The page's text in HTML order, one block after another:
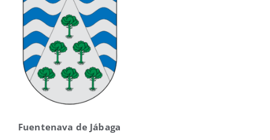
Fuentenava de Jábaga